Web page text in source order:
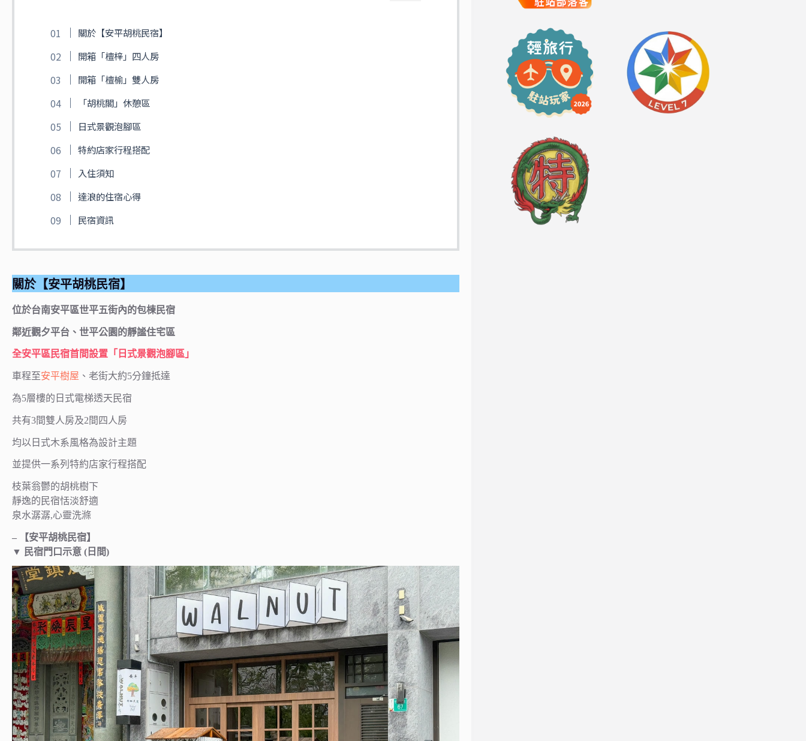
關於【安平胡桃民宿】
開箱「檀梓」四人房
開箱「檀榆」雙人房
「胡桃閣」休憩區
日式景觀泡腳區
特約店家行程搭配
入住須知
達浪的住宿心得
民宿資訊
關於【安平胡桃民宿】
位於台南安平區世平五街內的包棟民宿
鄰近觀夕平台、世平公園的靜謐住宅區
全安平區民宿首間設置「日式景觀泡腳區」
車程至安平樹屋 、老街大約5分鐘抵達
為5層樓的日式電梯透天民宿
共有3間雙人房及2間四人房
均以日式木系風格為設計主題
並提供一系列特約店家行程搭配
枝葉翁鬱的胡桃樹下
靜逸的民宿恬淡舒適
泉水潺潺,心靈洗滌
– 【安平胡桃民宿】
▼ 民宿門口示意 (日間)